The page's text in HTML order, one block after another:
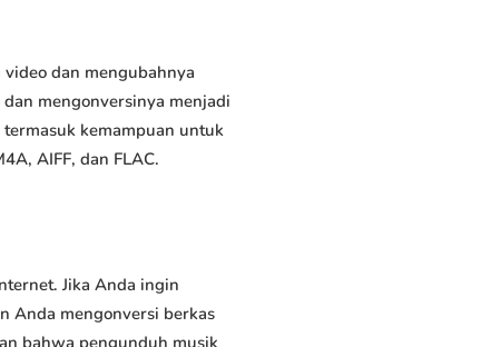
dan mengubahnya
mengonversinya menjadi
kemampuan untuk
AIFF, dan FLAC.
Jika Anda ingin
Anda mengonversi berkas